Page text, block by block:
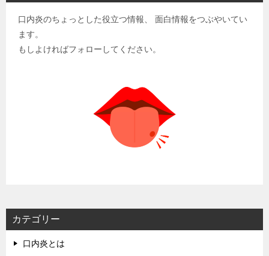
口内炎のちょっとした役立つ情報、 面白情報をつぶやいてい
ます。
もしよければフォローしてください。
カテゴリー
口内炎とは